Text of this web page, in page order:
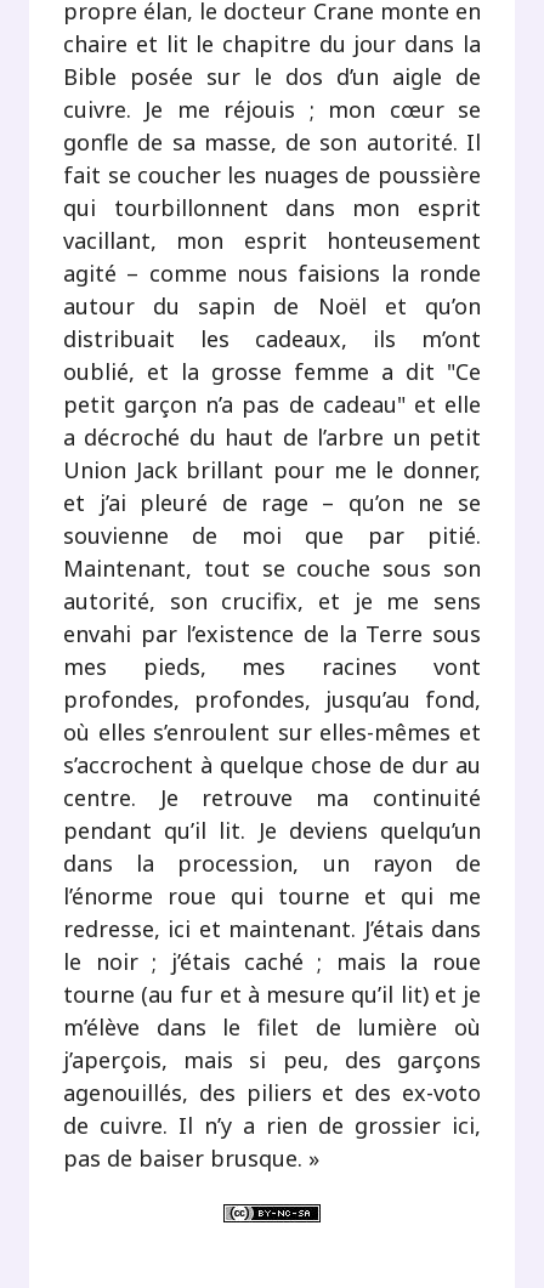
propre élan, le docteur Crane monte en
chaire et lit le chapitre du jour dans la
Bible posée sur le dos d’un aigle de
cuivre. Je me réjouis ; mon cœur se
gonfle de sa masse, de son autorité. Il
fait se coucher les nuages de poussière
qui tourbillonnent dans mon esprit
vacillant, mon esprit honteusement
agité – comme nous faisions la ronde
autour du sapin de Noël et qu’on
distribuait les cadeaux, ils m’ont
oublié, et la grosse femme a dit "Ce
petit garçon n’a pas de cadeau" et elle
a décroché du haut de l’arbre un petit
Union Jack brillant pour me le donner,
et j’ai pleuré de rage – qu’on ne se
souvienne de moi que par pitié.
Maintenant, tout se couche sous son
autorité, son crucifix, et je me sens
envahi par l’existence de la Terre sous
mes pieds, mes racines vont
profondes, profondes, jusqu’au fond,
où elles s’enroulent sur elles-mêmes et
s’accrochent à quelque chose de dur au
centre. Je retrouve ma continuité
pendant qu’il lit. Je deviens quelqu’un
dans la procession, un rayon de
l’énorme roue qui tourne et qui me
redresse, ici et maintenant. J’étais dans
le noir ; j’étais caché ; mais la roue
tourne (au fur et à mesure qu’il lit) et je
m’élève dans le filet de lumière où
j’aperçois, mais si peu, des garçons
agenouillés, des piliers et des ex-voto
de cuivre. Il n’y a rien de grossier ici,
pas de baiser brusque. »